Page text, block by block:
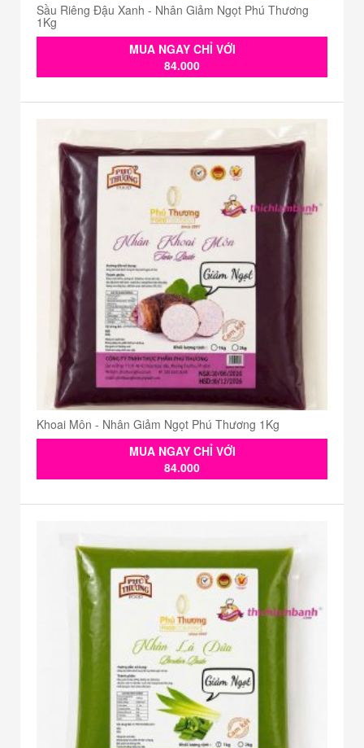
Sầu Riêng Đậu Xanh - Nhân Giảm Ngọt Phú Thương
1Kg
MUA NGAY CHỈ VỚI
84.000
Khoai Môn - Nhân Giảm Ngọt Phú Thương 1Kg
MUA NGAY CHỈ VỚI
84.000